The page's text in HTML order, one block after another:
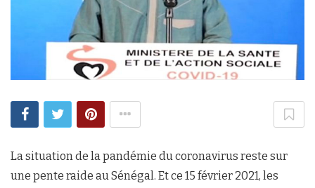
La situation de la pandémie du coronavirus reste sur
une pente raide au Sénégal. Et ce 15 février 2021, les